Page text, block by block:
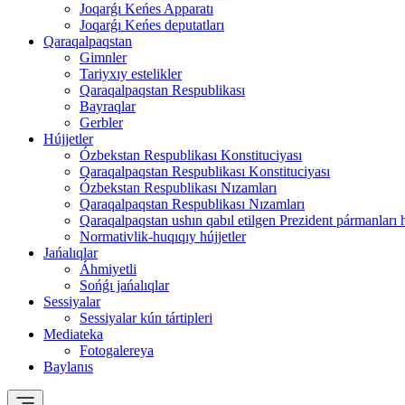
Joqarǵı Keńes Apparatı
Joqarǵı Keńes deputatları
Qaraqalpaqstan
Gimnler
Tariyxıy estelikler
Qaraqalpaqstan Respublikası
Bayraqlar
Gerbler
Hújjetler
Ózbekstan Respublikası Konstituciyası
Qaraqalpaqstan Respublikası Konstituciyası
Ózbekstan Respublikası Nızamları
Qaraqalpaqstan Respublikası Nızamları
Qaraqalpaqstan ushın qabıl etilgen Prezident pármanları
Normativlik-huqıqıy hújjetler
Jańalıqlar
Áhmiyetli
Sońǵı jańalıqlar
Sessiyalar
Sessiyalar kún tártipleri
Mediateka
Fotogalereya
Baylanıs